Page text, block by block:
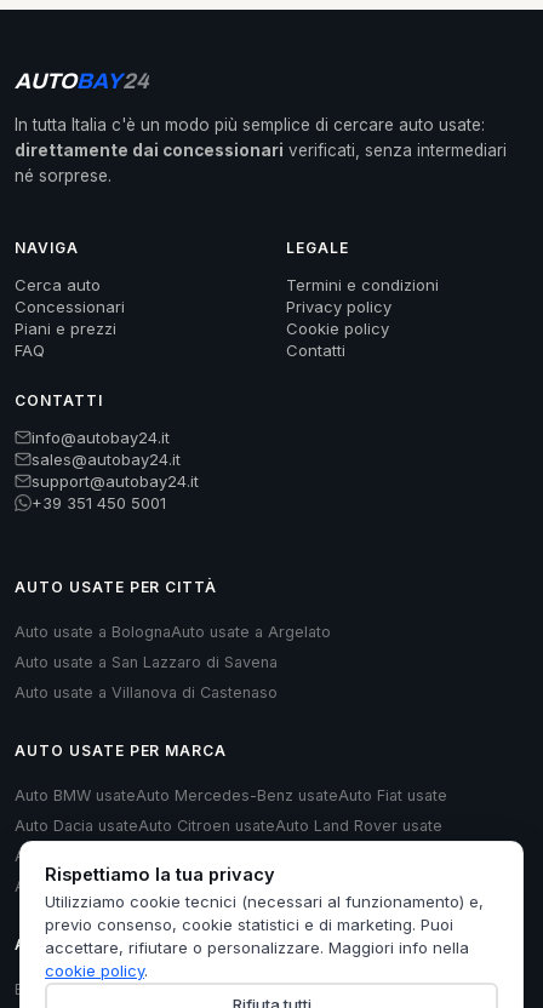
AUTOBAY24
In tutta Italia c'è un modo più semplice di cercare auto usate:
direttamente dai concessionari verificati, senza intermediari
né sorprese.
NAVIGA
Cerca auto
Concessionari
Piani e prezzi
FAQ
LEGALE
Termini e condizioni
Privacy policy
Cookie policy
Contatti
CONTATTI
info@autobay24.it
sales@autobay24.it
support@autobay24.it
+39 351 450 5001
AUTO USATE PER CITTÀ
Auto usate a BolognaAuto usate a Argelato
Auto usate a San Lazzaro di Savena
Auto usate a Villanova di Castenaso
AUTO USATE PER MARCA
Auto BMW usateAuto Mercedes-Benz usateAuto Fiat usate
Auto Dacia usateAuto Citroen usateAuto Land Rover usate
Auto Renault usate
Auto Audi usate
AUTO USATE PER TIPOLOGIA
Berlina usateMonovolume usateStation Wagon usateCabrio usate
Rispettiamo la tua privacy
Utilizziamo cookie tecnici (necessari al funzionamento) e,
previo consenso, cookie statistici e di marketing. Puoi
accettare, rifiutare o personalizzare. Maggiori info nella
cookie policy.
Rifiuta tutti